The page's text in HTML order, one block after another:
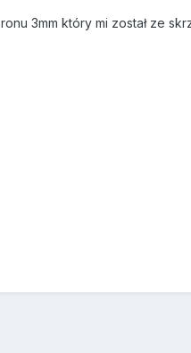
3mm który mi został ze